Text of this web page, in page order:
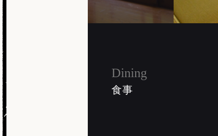
Dining
食事